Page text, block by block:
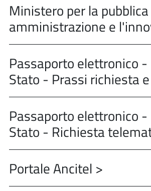
Ministero per la pubblica
amministrazione e
Passaporto elettronico -
Stato - Prassi richiesta
Passaporto elettronico -
Stato - Richiesta
Portale Ancitel >